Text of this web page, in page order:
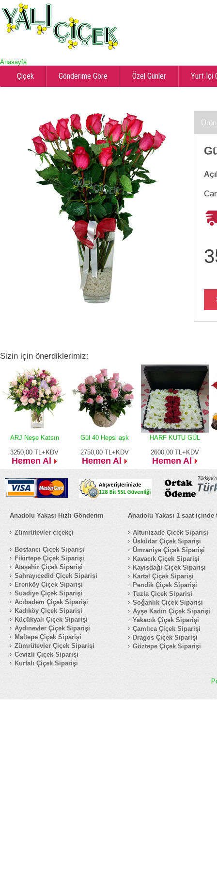
Anasayfa
Çiçek Gönderime Göre Özel Günler Yurt İçi
Sizin için önerdiklerimiz:
ARJ Neşe Katsın
3250,00 TL+KDV
Hemen Al
Gül 40 Hepsi aşk
2750,00 TL+KDV
Hemen Al
HARF KUTU GÜL
2600,00 TL+KDV
Hemen Al
Anadolu Yakası Hızlı Gönderim
Zümrütevler çiçekçi
Bostancı Çiçek Siparişi
Fikirtepe Çiçek Siparişi
Ataşehir Çiçek Siparişi
Sahrayıcedid Çiçek Siparişi
Erenköy Çiçek Siparişi
Suadiye Çiçek Siparişi
Acıbadem Çiçek Siparişi
Kadıköy Çiçek Siparişi
Küçükyalı Çiçek Siparişi
Aydınevler Çiçek Siparişi
Maltepe Çiçek Siparişi
Zümrütevler Çiçek Siparişi
Cevizli Çiçek Siparişi
Kurfalı Çiçek Siparişi
Anadolu Yakası 1 saat içinde
Altunizade Çiçek Siparişi
Üsküdar Çiçek Siparişi
Ümraniye Çiçek Siparişi
Kavacık Çiçek Siparişi
Kayışdağı Çiçek Siparişi
Kartal Çiçek Siparişi
Pendik Çiçek Siparişi
Tuzla Çiçek Siparişi
Soğanlık Çiçek Siparişi
Ayşe Kadın Çiçek Siparişi
Yakacık Çiçek Siparişi
Çamlıca Çiçek Siparişi
Dragos Çiçek Siparişi
Göztepe Çiçek Siparişi